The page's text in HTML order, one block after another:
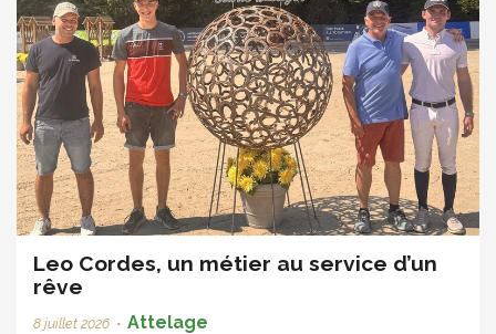
Leo Cordes, un métier au service d’un
rêve
8 juillet 2026 • Attelage